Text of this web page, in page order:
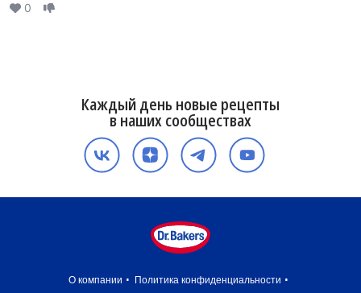
0
Каждый день новые рецепты
в наших сообществах
О компании
Политика конфиденциальности